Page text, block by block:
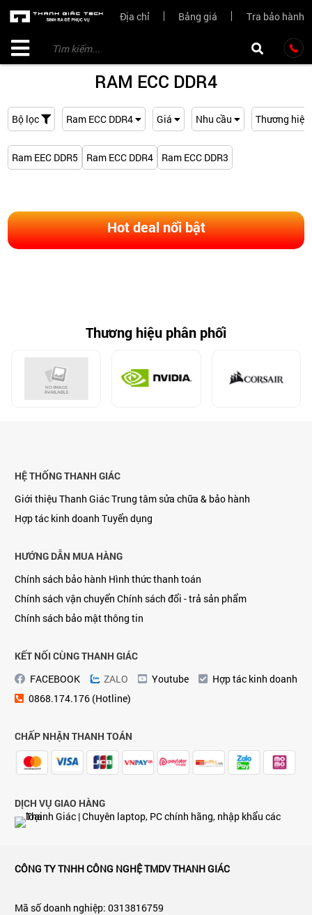
Địa chỉ Bảng giá Tra bảo hành
RAM ECC DDR4
Bộ lọc Ram ECC DDR4 Giá Nhu cầu Thương hiệu
Ram EEC DDR5 Ram ECC DDR4 Ram ECC DDR3
Hot deal nổi bật
Thương hiệu phân phối
HỆ THỐNG THANH GIÁC
Giới thiệu Thanh GiácTrung tâm sửa chữa & bảo hành
Hợp tác kinh doanh Tuyển dụng
HƯỚNG DẪN MUA HÀNG
Chính sách bảo hành Hình thức thanh toán
Chính sách vận chuyển Chính sách đổi - trả sản phẩm
Chính sách bảo mật thông tin
KẾT NỐI CÙNG THANH GIÁC
FACEBOOK
ZALO Youtube
Hợp tác kinh doanh
0868.174.176 (Hotline)
CHẤP NHẬN THANH TOÁN
DỊCH VỤ GIAO HÀNG
CÔNG TY TNHH CÔNG NGHỆ TMDV THANH GIÁC
Mã số doanh nghiệp: 0313816759